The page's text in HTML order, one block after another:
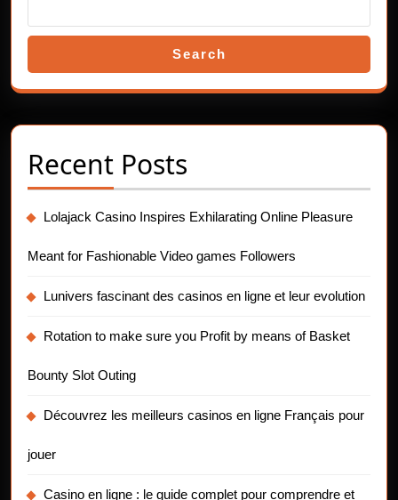
Search
Recent Posts
Lolajack Casino Inspires Exhilarating Online Pleasure
Meant for Fashionable Video games Followers
Lunivers fascinant des casinos en ligne et leur evolution
Rotation to make sure you Profit by means of Basket
Bounty Slot Outing
Découvrez les meilleurs casinos en ligne Français pour
jouer
Casino en ligne : le guide complet pour comprendre et